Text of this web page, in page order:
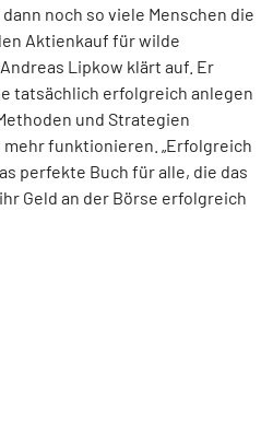
noch so viele Menschen die
Aktienkauf für wilde
Lipkow klärt auf. Er
tatsächlich erfolgreich anlegen
und Strategien
funktionieren. „Erfolgreich
perfekte Buch für alle, die das
Geld an der Börse erfolgreich